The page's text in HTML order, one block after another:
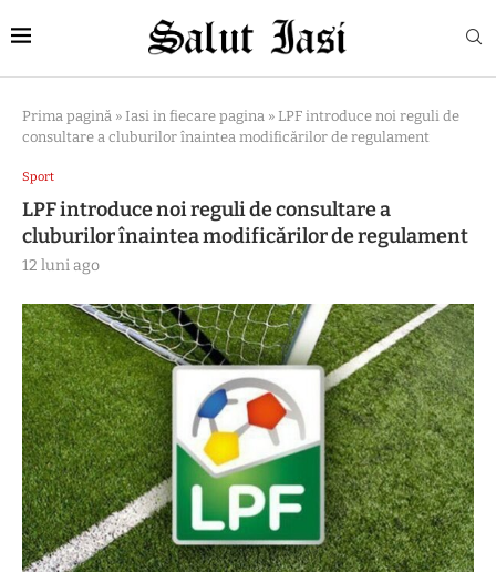
Prima pagină » Iasi in fiecare pagina » LPF introduce noi reguli de
consultare a cluburilor înaintea modificărilor de regulament
Sport
LPF introduce noi reguli de consultare a
cluburilor înaintea modificărilor de regulament
12 luni ago